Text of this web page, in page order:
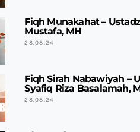
Fiqh Munakahat –
Mustafa, MH
28.08.24
Fiqh Sirah Nabawiyah –
Syafiq Riza Basalamah,
28.08.24